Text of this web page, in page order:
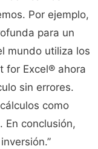
Por ejemplo,
para un
mundo utiliza los
for Excel® ahora
sin errores.
como
En conclusión,